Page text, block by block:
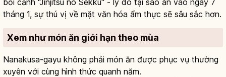
tháng 1, sự thú vị về mặt văn hóa ẩm thực sẽ sâu sắc hơn.
Xem như món ăn giới hạn theo mùa
Nanakusa-gayu không phải món ăn được phục vụ thường
xuyên với cùng hình thức quanh năm.